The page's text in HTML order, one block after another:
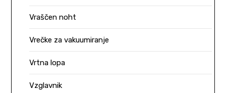
Vraščen noht
Vrečke za vakuumiranje
Vrtna lopa
Vzglavnik